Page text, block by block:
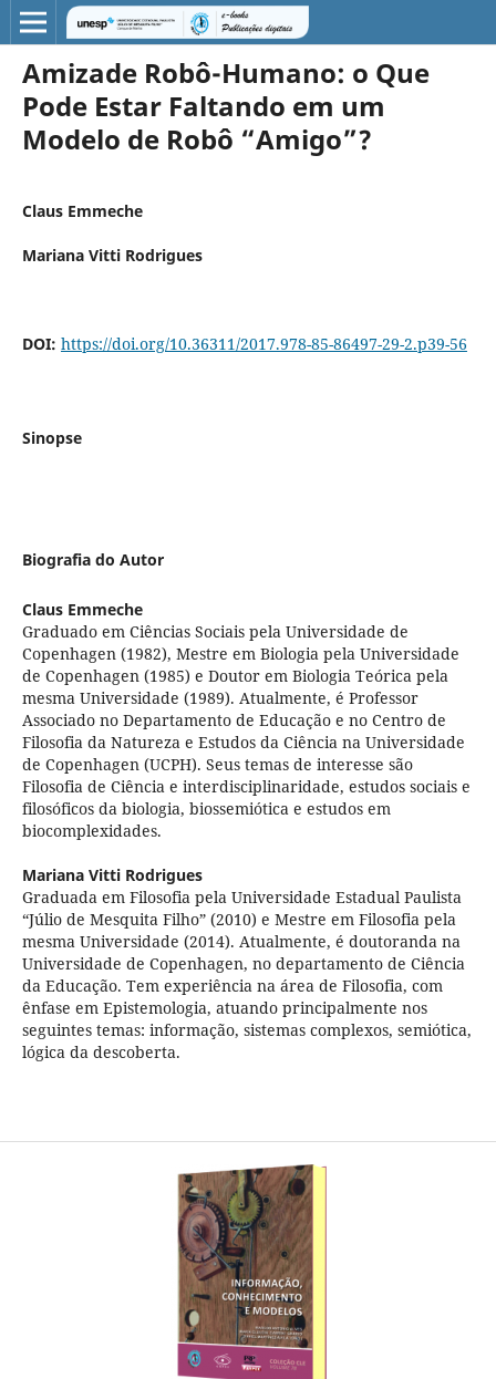
Amizade Robô-Humano: o Que
Pode Estar Faltando em um
Modelo de Robô “Amigo”?
Claus Emmeche
Mariana Vitti Rodrigues
DOI: https://doi.org/10.36311/2017.978-85-86497-29-2.p39-56
Sinopse
Biografia do Autor
Claus Emmeche
Graduado em Ciências Sociais pela Universidade de
Copenhagen (1982), Mestre em Biologia pela Universidade
de Copenhagen (1985) e Doutor em Biologia Teórica pela
mesma Universidade (1989). Atualmente, é Professor
Associado no Departamento de Educação e no Centro de
Filosofia da Natureza e Estudos da Ciência na Universidade
de Copenhagen (UCPH). Seus temas de interesse são
Filosofia de Ciência e interdisciplinaridade, estudos sociais e
filosóficos da biologia, biossemiótica e estudos em
biocomplexidades.
Mariana Vitti Rodrigues
Graduada em Filosofia pela Universidade Estadual Paulista
“Júlio de Mesquita Filho” (2010) e Mestre em Filosofia pela
mesma Universidade (2014). Atualmente, é doutoranda na
Universidade de Copenhagen, no departamento de Ciência
da Educação. Tem experiência na área de Filosofia, com
ênfase em Epistemologia, atuando principalmente nos
seguintes temas: informação, sistemas complexos, semiótica,
lógica da descoberta.